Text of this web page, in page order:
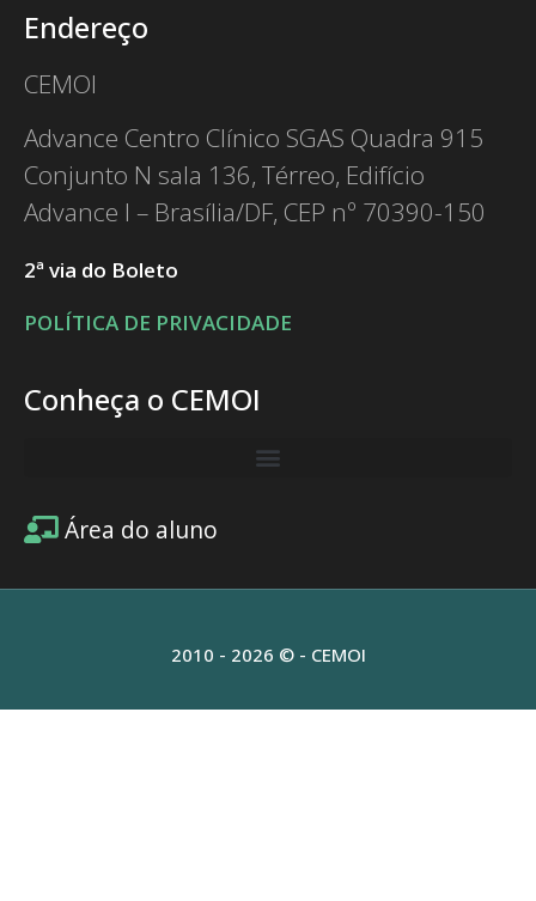
Endereço
CEMOI
Advance Centro Clínico SGAS Quadra 915
Conjunto N sala 136, Térreo, Edifício
Advance I – Brasília/DF, CEP nº 70390-150
2ª via do Boleto
POLÍTICA DE PRIVACIDADE
Conheça o CEMOI
Área do aluno
2010 - 2026 © - CEMOI